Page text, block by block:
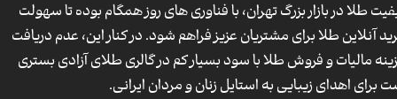
طلا در بازار بزرگ تهران، با فناوری های روز همگام بوده تا سهولت
آنلاین طلا برای مشتریان عزیز فراهم شود. در کنار این، عدم دریافت
مالیات و فروش طلا با سود بسیار کم در گالری طلای آزادی بستری
برای اهدای زیبایی به استایل زنان و مردان ایرانی.